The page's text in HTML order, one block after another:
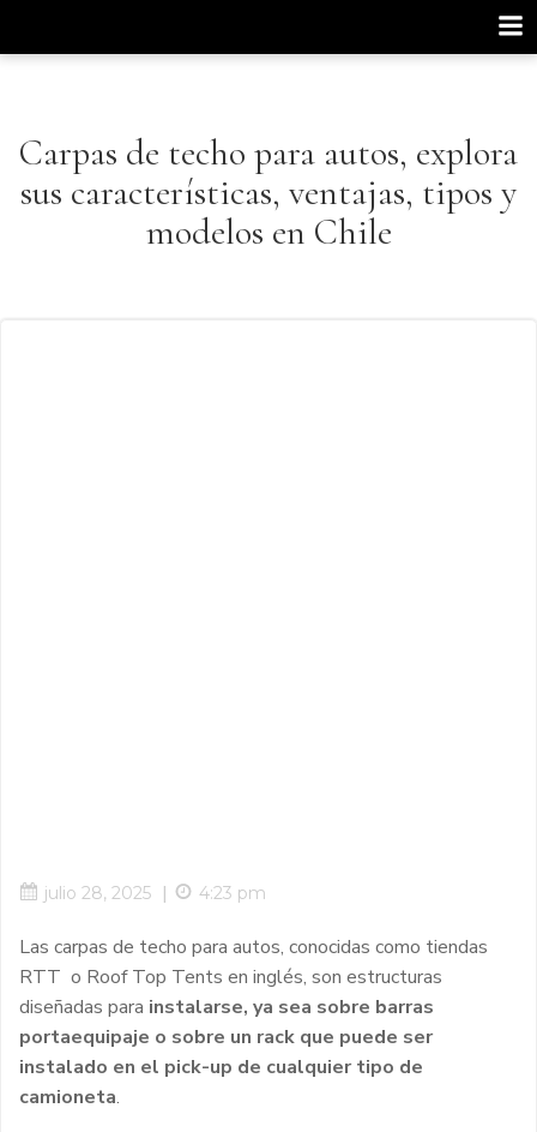
Carpas de techo para autos, explora
sus características, ventajas, tipos y
modelos en Chile
julio 28, 2025 | 4:23 pm
Las carpas de techo para autos, conocidas como tiendas
RTT o Roof Top Tents en inglés, son estructuras
diseñadas para instalarse, ya sea sobre barras
portaequipaje o sobre un rack que puede ser
instalado en el pick-up de cualquier tipo de
camioneta.